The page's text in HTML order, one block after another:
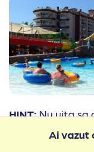
HINT:Nu uita sa
Statiuni si orase
Ai vazut